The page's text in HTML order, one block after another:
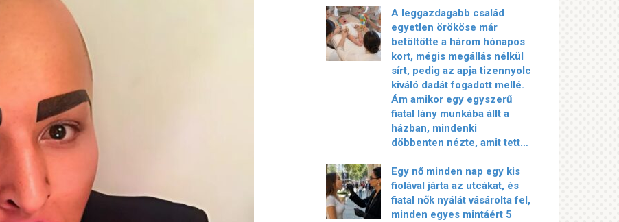
A leggazdagabb család
egyetlen örököse már
betöltötte a három hónapos
kort, mégis megállás nélkül
sírt, pedig az apja tizennyolc
kiváló dadát fogadott mellé.
Ám amikor egy egyszerű
fiatal lány munkába állt a
házban, mindenki
döbbenten nézte, amit tett…
Egy nő minden nap egy kis
fiolával járta az utcákat, és
fiatal nők nyálát vásárolta fel,
minden egyes mintáért 5